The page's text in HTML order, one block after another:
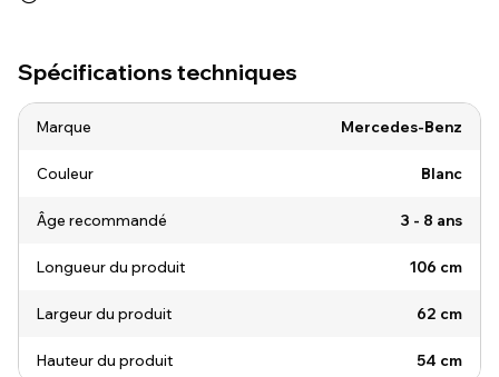
Spécifications techniques
Marque Mercedes-Benz
Couleur Blanc
Âge recommandé 3 - 8 ans
Longueur du produit 106 cm
Largeur du produit 62 cm
Hauteur du produit 54 cm